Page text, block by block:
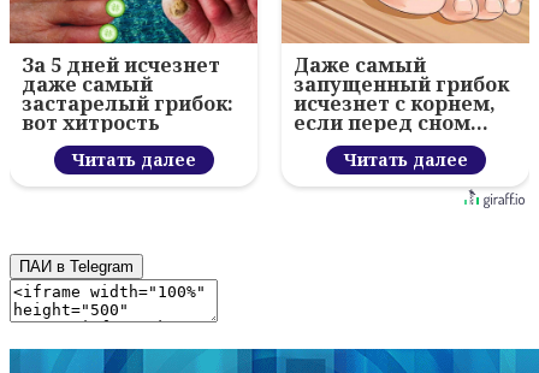
За 5 дней исчезнет
даже самый
застарелый грибок:
вот хитрость
Читать далее
Даже самый
запущенный грибок
исчезнет с корнем,
если перед сном…
Читать далее
ПАИ в Telegram